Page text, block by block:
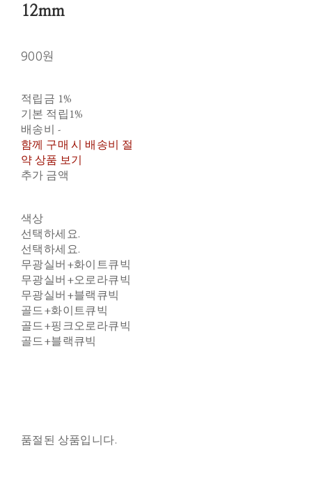
12mm
900원
적립금 1%
기본 적립1%
배송비 -
함께 구매 시 배송비 절
약 상품 보기
추가 금액
색상
선택하세요.
선택하세요.
무광실버+화이트큐빅
무광실버+오로라큐빅
무광실버+블랙큐빅
골드+화이트큐빅
골드+핑크오로라큐빅
골드+블랙큐빅
품절된 상품입니다.